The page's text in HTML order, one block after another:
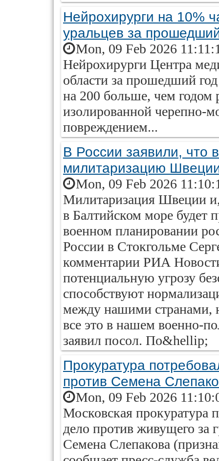
Нейрохирурги на 10%
уральцев за
Mon, 09 Feb 2026
Нейрохирурги Центра
области за прошедший
на 200 больше, чем
изолированной черепно-
повреждением...
В России заявили, что
милитаризацию
Mon, 09 Feb 2026
Милитаризация Швеции и,
в Балтийском море будет
военном планировании
России в Стокгольме
комментарии РИА
потенциальную угрозу
способствуют
между нашими странами,
все это в нашем военно-
заявил посол. По&hellip;
Прокуратура
против Семена
Mon, 09 Feb 2026
Московская прокуратура
дело против живущего за
Семена Слепакова